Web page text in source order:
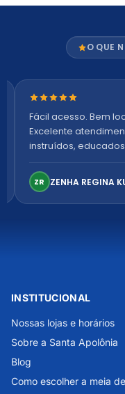
O QUE
Nota 5 de 5
Fácil acesso. Bem
Excelente
instruídos,
confortável. Perfeito!
ZR ZENHA REGINA
INSTITUCIONAL
Nossas lojas e horários
Sobre a Santa Apolônia
Blog
Como escolher a meia